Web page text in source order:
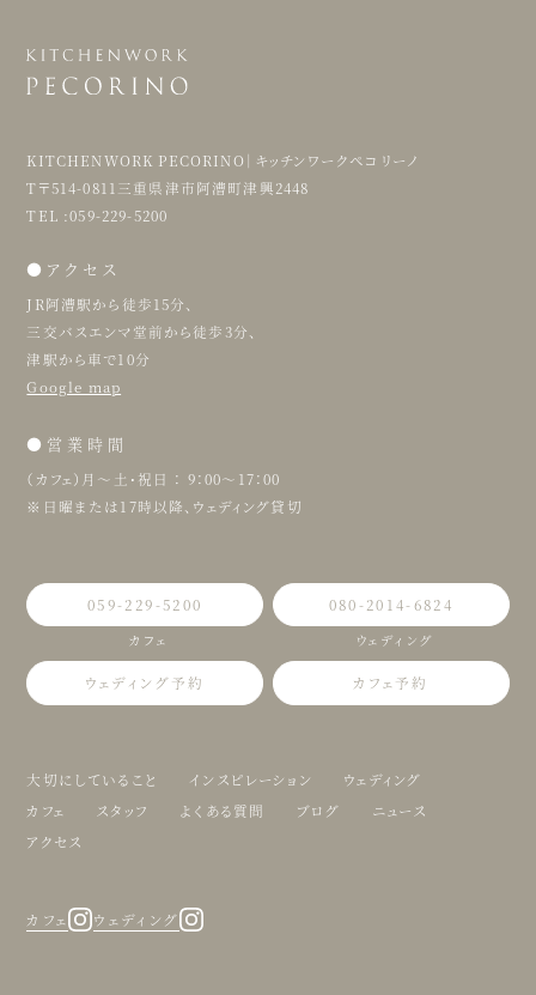
KITCHENWORK PECORINO｜キッチンワークペコリーノ
T〒514-0811三重県津市阿漕町津興2448
TEL :059-229-5200
●アクセス
JR阿漕駅から徒歩15分、
三交バスエンマ堂前から徒歩3分、
津駅から車で10分
Google map
●営業時間
（カフェ）月〜土・祝日 ： 9：00〜17：00
※日曜または17時以降、ウェディング貸切
059-229-5200
カフェ
080-2014-6824
ウェディング
ウェディング予約 カフェ予約
大切にしていること インスピレーション
ウェディング
カフェ
スタッフ よくある質問 ブログ
ニュース
アクセス
カフェ ウェディング